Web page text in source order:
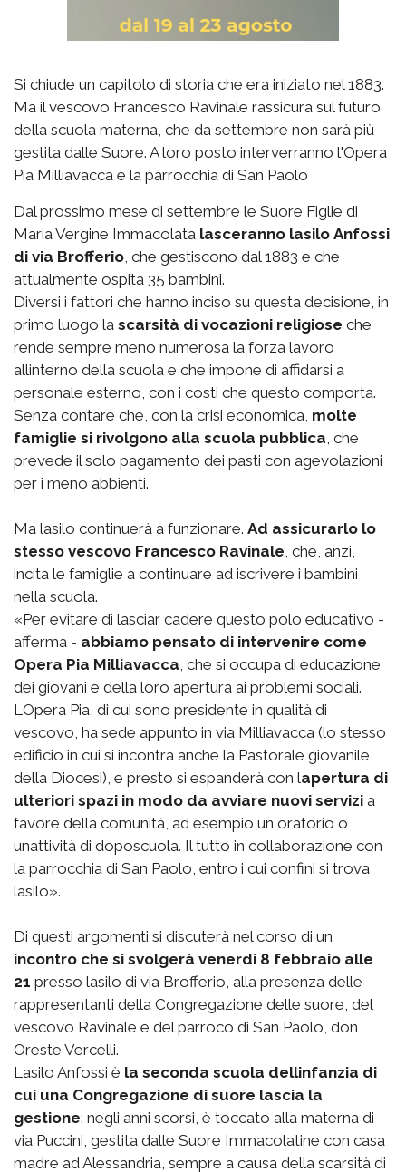
Si chiude un capitolo di storia che era iniziato nel 1883.
Ma il vescovo Francesco Ravinale rassicura sul futuro
della scuola materna, che da settembre non sarà più
gestita dalle Suore. A loro posto interverranno l'Opera
Pia Milliavacca e la parrocchia di San Paolo
Dal prossimo mese di settembre le Suore Figlie di
Maria Vergine Immacolata lasceranno lasilo Anfossi
di via Brofferio , che gestiscono dal 1883 e che
attualmente ospita 35 bambini.
Diversi i fattori che hanno inciso su questa decisione, in
primo luogo la scarsità di vocazioni religiose che
rende sempre meno numerosa la forza lavoro
allinterno della scuola e che impone di affidarsi a
personale esterno, con i costi che questo comporta.
Senza contare che, con la crisi economica, molte
famiglie si rivolgono alla scuola pubblica , che
prevede il solo pagamento dei pasti con agevolazioni
per i meno abbienti.
Ma lasilo continuerà a funzionare. Ad assicurarlo lo
stesso vescovo Francesco Ravinale , che, anzi,
incita le famiglie a continuare ad iscrivere i bambini
nella scuola.
«Per evitare di lasciar cadere questo polo educativo -
afferma - abbiamo pensato di intervenire come
Opera Pia Milliavacca , che si occupa di educazione
dei giovani e della loro apertura ai problemi sociali.
LOpera Pia, di cui sono presidente in qualità di
vescovo, ha sede appunto in via Milliavacca (lo stesso
edificio in cui si incontra anche la Pastorale giovanile
della Diocesi), e presto si espanderà con lapertura di
ulteriori spazi in modo da avviare nuovi servizi a
favore della comunità, ad esempio un oratorio o
unattività di doposcuola. Il tutto in collaborazione con
la parrocchia di San Paolo, entro i cui confini si trova
lasilo».
Di questi argomenti si discuterà nel corso di un
incontro che si svolgerà venerdì 8 febbraio alle
21 presso lasilo di via Brofferio, alla presenza delle
rappresentanti della Congregazione delle suore, del
vescovo Ravinale e del parroco di San Paolo, don
Oreste Vercelli.
Lasilo Anfossi è la seconda scuola dellinfanzia di
cui una Congregazione di suore lascia la
gestione: negli anni scorsi, è toccato alla materna di
via Puccini, gestita dalle Suore Immacolatine con casa
madre ad Alessandria, sempre a causa della scarsità di